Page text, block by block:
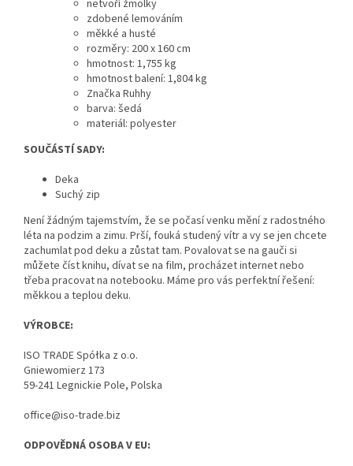
netvoří žmolky
zdobené lemováním
měkké a husté
rozměry: 200 x 160 cm
hmotnost: 1,755 kg
hmotnost balení: 1,804 kg
Značka Ruhhy
barva: šedá
materiál: polyester
SOUČÁSTÍ SADY:
Deka
Suchý zip
Není žádným tajemstvím, že se počasí venku mění z radostného
léta na podzim a zimu. Prší, fouká studený vítr a vy se jen chcete
zachumlat pod deku a zůstat tam. Povalovat se na gauči si
můžete číst knihu, dívat se na film, procházet internet nebo
třeba pracovat na notebooku. Máme pro vás perfektní řešení:
měkkou a teplou deku.
VÝROBCE:
ISO TRADE Spółka z o.o.
Gniewomierz 173
59-241 Legnickie Pole, Polska
office@iso-trade.biz
ODPOVĚDNÁ OSOBA V EU: